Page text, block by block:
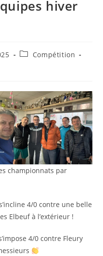
hiver
PostCompétition
championnats par
4/0 contre une belle
Elbeuf à l’extérieur !
4/0 contre Fleury